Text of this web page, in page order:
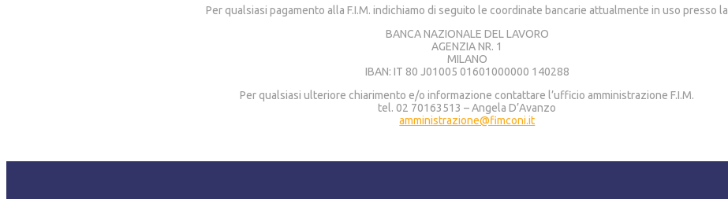
Per qualsiasi pagamento alla F.I.M. indichiamo di seguito le coordinate bancarie attualmente in uso presso la
BANCA NAZIONALE DEL LAVORO
AGENZIA NR. 1
MILANO
IBAN: IT 80 J01005 01601000000 140288
Per qualsiasi ulteriore chiarimento e/o informazione contattare l’ufficio amministrazione F.I.M.
tel. 02 70163513 – Angela D’Avanzo
amministrazione@fimconi.it